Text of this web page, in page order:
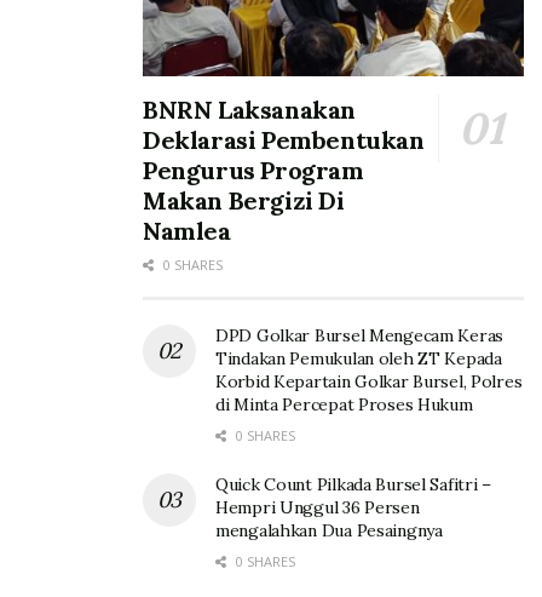
BNRN Laksanakan
Deklarasi Pembentukan
Pengurus Program
Makan Bergizi Di
Namlea
0 SHARES
DPD Golkar Bursel Mengecam Keras
Tindakan Pemukulan oleh ZT Kepada
Korbid Kepartain Golkar Bursel, Polres
di Minta Percepat Proses Hukum
0 SHARES
Quick Count Pilkada Bursel Safitri –
Hempri Unggul 36 Persen
mengalahkan Dua Pesaingnya
0 SHARES